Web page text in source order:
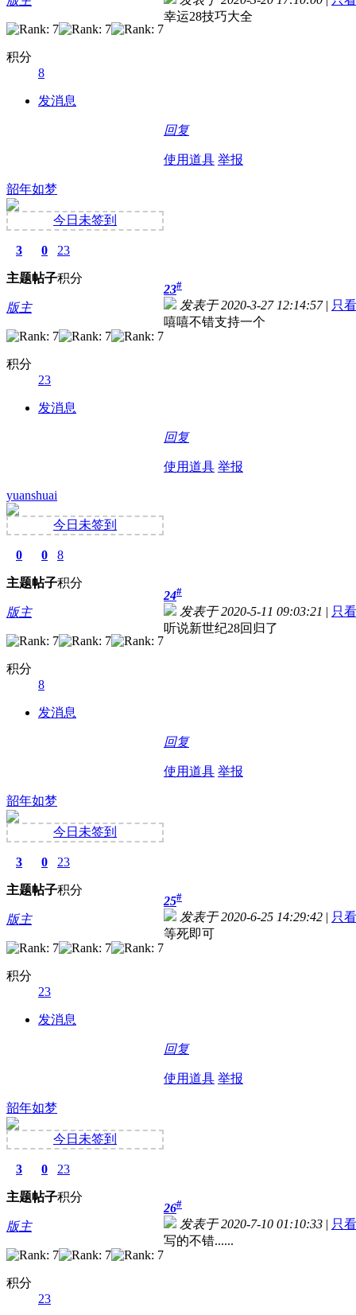
积分
8
发消息
幸运28技巧大全
回复
使用道具 举报
韶年如梦
今日未签到
3
主题
0
帖子
23
积分
版主
积分
23
发消息
23#
发表于 2020-3-27 12:14:57 | 只
嘻嘻不错支持一个
回复
使用道具 举报
yuanshuai
今日未签到
0
主题
0
帖子
8
积分
版主
积分
8
发消息
24#
发表于 2020-5-11 09:03:21 | 只
听说新世纪28回归了
回复
使用道具 举报
韶年如梦
今日未签到
3
主题
0
帖子
23
积分
版主
积分
23
发消息
25#
发表于 2020-6-25 14:29:42 | 只
等死即可
回复
使用道具 举报
韶年如梦
今日未签到
3
主题
0
帖子
23
积分
版主
积分
23
26#
发表于 2020-7-10 01:10:33 | 只
写的不错......